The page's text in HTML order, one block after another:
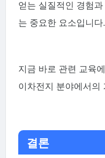
얻는 실질적인 경험
는 중요한 요소입니다.
지금 바로 관련 교육
이차전지 분야에서의
결론